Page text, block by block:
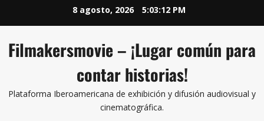
8 agosto, 2026 5:03:12 PM
Filmakersmovie – ¡Lugar común para
contar historias!
Plataforma Iberoamericana de exhibición y difusión audiovisual y
cinematográfica.